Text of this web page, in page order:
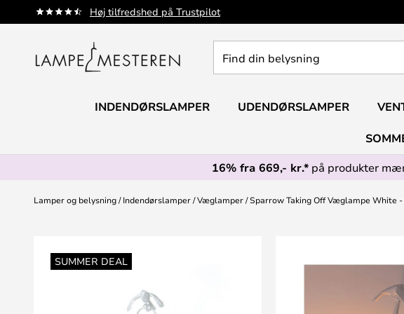
Høj tilfredshed på Trustpilot
Skip
to
din
INDENDØRSLAMPER UDENDØRSLAMPER
16% fra 669,- kr.* på produkter
Lamper og belysning Indendørslamper Væglamper Sparrow Taking Off Væglampe White
SUMMER DEAL